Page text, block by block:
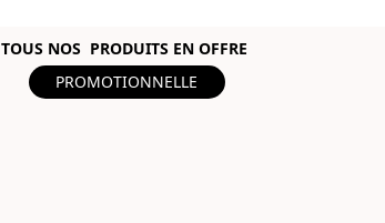
TOUS NOS PRODUITS EN OFFRE
PROMOTIONNELLE